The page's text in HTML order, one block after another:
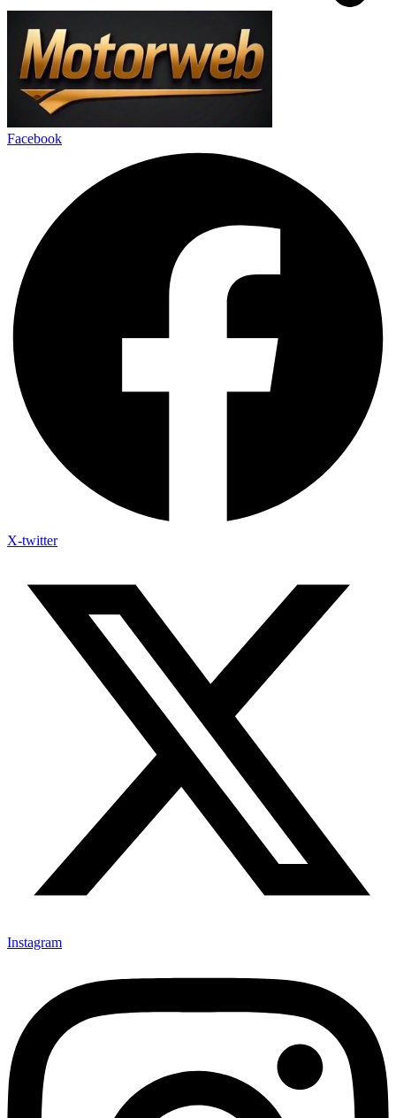
Facebook
X-twitter
Instagram